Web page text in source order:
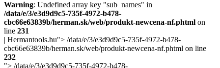
Warning: Undefined array key "sub_names" in
/data/e/3/e3d9d9c5-735f-4972-b478-
cbc66e63839b/herman.sk/web/produkt-newcena-nf.phtml on
line 231
| Hermantools.hu"> /data/e/3/e3d9d9c5-735f-4972-b478-
cbc66e63839b/herman.sk/web/produkt-newcena-nf.phtml on line
232
"> /data/e/3/e3d9d9c5-735f-4972-b478-